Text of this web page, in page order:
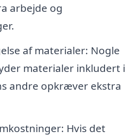
arbejde og
af materialer: Nogle
materialer inkludert i
andre opkræver ekstra
Hvis det